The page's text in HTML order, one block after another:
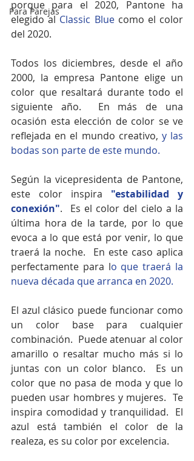
Para Parejas
porque para el 2020, Pantone ha
elegido al Classic Blue como el color
del 2020.
Todos los diciembres, desde el año
2000, la empresa Pantone elige un
color que resaltará durante todo el
siguiente año.  En más de una
ocasión esta elección de color se ve
reflejada en el mundo creativo, y las
bodas son parte de este mundo.
Según la vicepresidenta de Pantone,
este color inspira "estabilidad y
conexión".  Es el color del cielo a la
última hora de la tarde, por lo que
evoca a lo que está por venir, lo que
traerá la noche.  En este caso aplica
perfectamente para lo que traerá la
nueva década que arranca en 2020.
El azul clásico puede funcionar como
un color base para cualquier
combinación.  Puede atenuar al color
amarillo o resaltar mucho más si lo
juntas con un color blanco.  Es un
color que no pasa de moda y que lo
pueden usar hombres y mujeres.  Te
inspira comodidad y tranquilidad.  El
azul está también el color de la
realeza, es su color por excelencia.